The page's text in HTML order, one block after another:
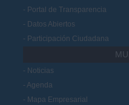
Portal de Transparencia
Datos Abiertos
Participación Ciudadana
Noticias
Agenda
Mapa Empresarial